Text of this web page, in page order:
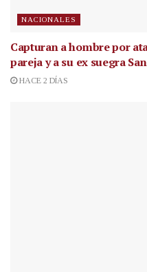
NACIONALES
Capturan a hombre por
pareja y a su ex suegra
HACE 2 DÍAS